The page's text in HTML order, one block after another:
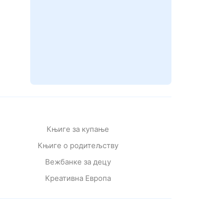
Књиге за купање
Књиге о родитељству
Вежбанке за децу
Креативна Европа